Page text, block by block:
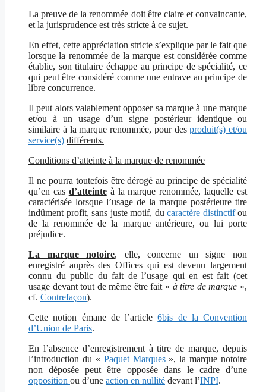
La preuve de la renommée doit être claire et convaincante,
et la jurisprudence est très stricte à ce sujet.
En effet, cette appréciation stricte s’explique par le fait que
lorsque la renommée de la marque est considérée comme
établie, son titulaire échappe au principe de spécialité, ce
qui peut être considéré comme une entrave au principe de
libre concurrence.
Il peut alors valablement opposer sa marque à une marque
et/ou à un usage d’un signe postérieur identique ou
similaire à la marque renommée, pour desproduit(s) et/ou
service(s) différents.
Conditions d’atteinte à la marque de renommée
Il ne pourra toutefois être dérogé au principe de spécialité
qu’en cas d’atteinteà la marque renommée, laquelle est
caractérisée lorsque l’usage de la marque postérieure tire
indûment profit, sans juste motif, du caractère distinctifou
de la renommée de la marque antérieure, ou lui porte
préjudice.
La marque notoire, elle, concerne un signe non
enregistré auprès des Offices qui est devenu largement
connu du public du fait de l’usage qui en est fait (cet
usage devant tout de même être fait « à titre de marque »,
cf. Contrefaçon).
Cette notion émane de l’article6bis de la Convention
d’Union de Paris.
En l’absence d’enregistrement à titre de marque, depuis
l’introduction du « Paquet Marques », la marque notoire
non déposée peut être opposée dans le cadre d’une
opposition ou d’une action en nullité devant l’INPI.